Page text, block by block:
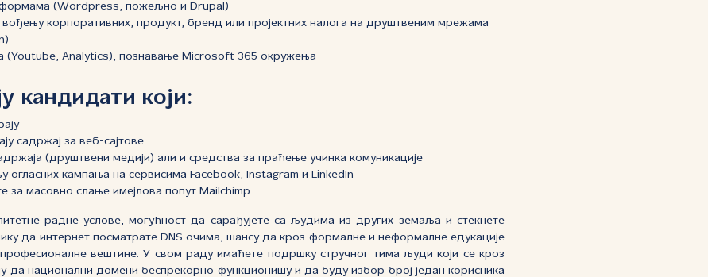
(Wordpress, пожељно и Drupal)
корпоративних, продукт, бренд или пројектних налога на друштвеним мрежама
(Youtube, Analytics), познавање Microsoft 365 окружења
кандидати који:
садржај за веб-сајтове
(друштвени медији) али и средства за праћење учинка комуникације
огласних кампања на сервисима Facebook, Instagram и LinkedIn
за масовно слање имејлова попут Mailchimp
радне услове, могућност да сарађујете са људима из других земаља и стекнете
да интернет посматрате DNS очима, шансу да кроз формалне и неформалне едукације
професионалне вештине. У свом раду имаћете подршку стручног тима људи који се кроз
да национални домени беспрекорно функционишу и да буду избор број један корисника